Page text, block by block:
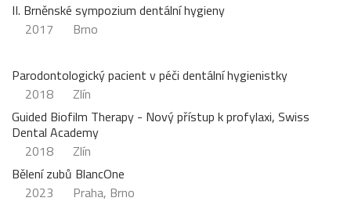
II. Brněnské sympozium dentální hygieny
2017
Brno
Parodontologický pacient v péči dentální hygienistky
2018
Zlín
Guided Biofilm Therapy - Nový přístup k profylaxi, Swiss
Dental Academy
2018
Zlín
Bělení zubů BlancOne
2023
Praha, Brno